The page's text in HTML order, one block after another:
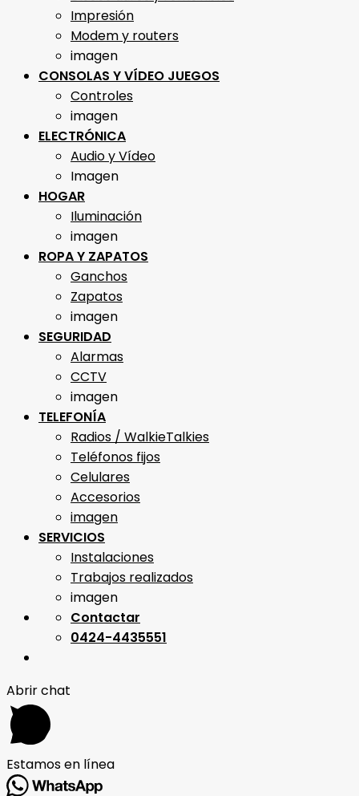
Impresión
Modem y routers
imagen
CONSOLAS Y VÍDEO JUEGOS
Controles
imagen
ELECTRÓNICA
Audio y Vídeo
Imagen
HOGAR
Iluminación
imagen
ROPA Y ZAPATOS
Ganchos
Zapatos
imagen
SEGURIDAD
Alarmas
CCTV
imagen
TELEFONÍA
Radios / WalkieTalkies
Teléfonos fijos
Celulares
Accesorios
imagen
SERVICIOS
Instalaciones
Trabajos realizados
imagen
Contactar
0424-4435551
Abrir chat
Estamos en línea